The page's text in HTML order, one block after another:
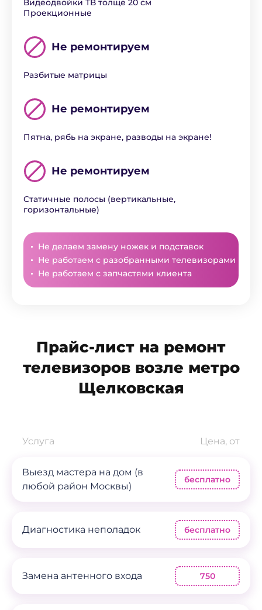
Видеодвойки ТВ толще 20 см
Проекционные
Не ремонтируем
Разбитые матрицы
Не ремонтируем
Пятна, рябь на экране, разводы на экране!
Не ремонтируем
Статичные полосы (вертикальные,
горизонтальные)
Не делаем замену ножек и подставок
Не работаем с разобранными телевизорами
Не работаем с запчастями клиента
Прайс-лист на ремонт
телевизоров возле метро
Щелковская
Услуга Цена, от
Выезд мастера на дом (в
любой район Москвы)
бесплатно
Диагностика неполадок бесплатно
Замена антенного входа 750